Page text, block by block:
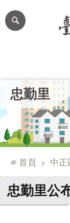
跳到主要內容區塊
網
站
台
通
臺
北
市
忠勤里
首頁 中正
忠勤里公